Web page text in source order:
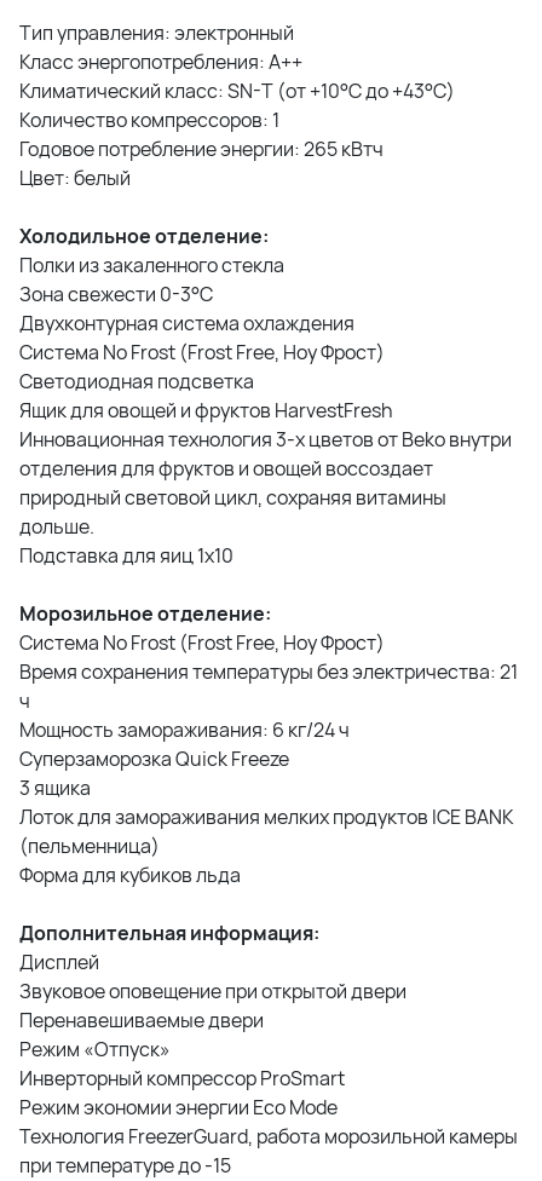
Тип управления: электронный
Класс энергопотребления: A++
Климатический класс: SN-T (от +10°С до +43°С)
Количество компрессоров: 1
Годовое потребление энергии: 265 кВтч
Цвет: белый
Холодильное отделение:
Полки из закаленного стекла
Зона свежести 0-3°C
Двухконтурная система охлаждения
Система No Frost (Frost Free, Ноу Фрост)
Светодиодная подсветка
Ящик для овощей и фруктов HarvestFresh
Инновационная технология 3-х цветов от Beko внутри
отделения для фруктов и овощей воссоздает
природный световой цикл, сохраняя витамины
дольше.
Подставка для яиц 1х10
Морозильное отделение:
Система No Frost (Frost Free, Ноу Фрост)
Время сохранения температуры без электричества: 21
ч
Мощность замораживания: 6 кг/24 ч
Суперзаморозка Quick Freeze
3 ящика
Лоток для замораживания мелких продуктов ICE BANK
(пельменница)
Форма для кубиков льда
Дополнительная информация:
Дисплей
Звуковое оповещение при открытой двери
Перенавешиваемые двери
Режим «Отпуск»
Инверторный компрессор ProSmart
Режим экономии энергии Eco Mode
Технология FreezerGuard, работа морозильной камеры
при температуре до -15